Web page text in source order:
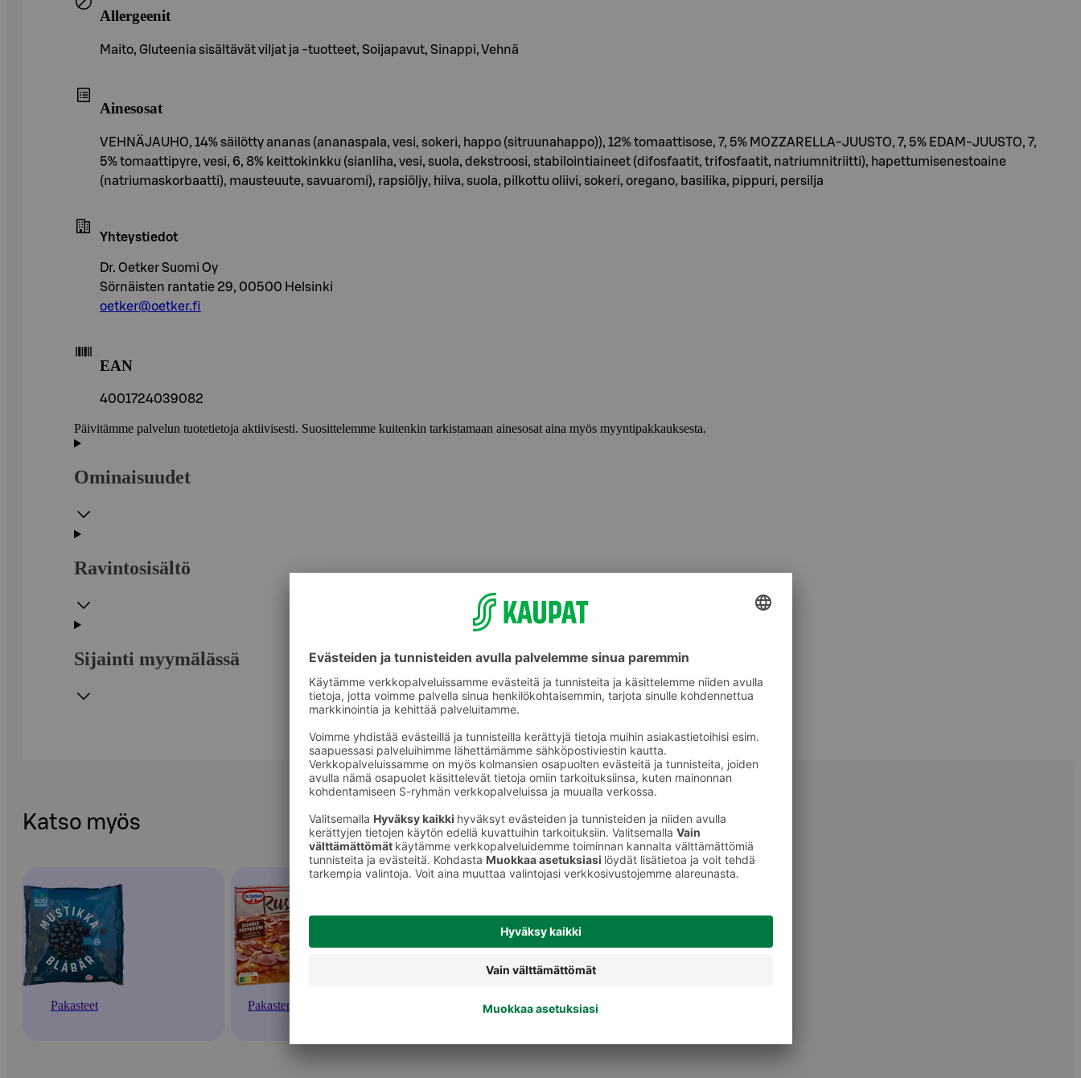
Allergeenit
Maito, Gluteenia sisältävät viljat ja -tuotteet, Soijapavut, Sinappi, Vehnä
Ainesosat
VEHNÄJAUHO, 14% säilötty ananas (ananaspala, vesi, sokeri, happo (sitruunahappo)), 12% tomaattisose, 7, 5% MOZZARELLA-JUUSTO, 7, 5% EDAM-JUUSTO, 7,
5% tomaattipyre, vesi, 6, 8% keittokinkku (sianliha, vesi, suola, dekstroosi, stabilointiaineet (difosfaatit, trifosfaatit, natriumnitriitti), hapettumisenestoaine
(natriumaskorbaatti), mausteuute, savuaromi), rapsiöljy, hiiva, suola, pilkottu oliivi, sokeri, oregano, basilika, pippuri, persilja
Yhteystiedot
Dr. Oetker Suomi Oy
Sörnäisten rantatie 29, 00500 Helsinki
oetker@oetker.fi
EAN
4001724039082
Päivitämme palvelun tuotetietoja aktiivisesti. Suosittelemme kuitenkin tarkistamaan ainesosat aina myös myyntipakkauksesta.
Ominaisuudet
Ravintosisältö
Sijainti myymälässä
Katso myös
Pakasteet Pakastepizzat Pakastepizzat